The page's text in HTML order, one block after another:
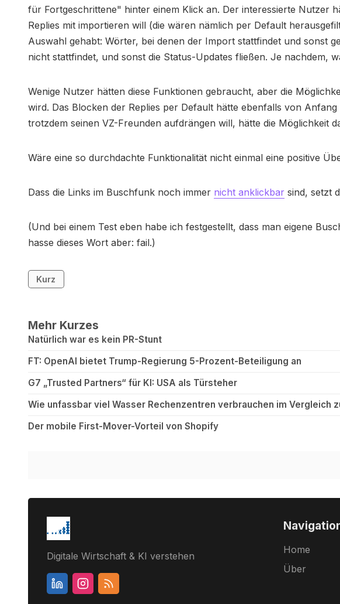
für Fortgeschrittene" hinter einem Klick an. Der interessierte Nutzer
Replies mit importieren will (die wären nämlich per Default
Auswahl gehabt: Wörter, bei denen der Import stattfindet und sonst
nicht stattfindet, und sonst die Status-Updates fließen. Je nachdem,
Wenige Nutzer hätten diese Funktionen gebraucht, aber die
wird. Das Blocken der Replies per Default hätte ebenfalls von
trotzdem seinen VZ-Freunden aufdrängen will, hätte die Möglichkeit
Wäre eine so durchdachte Funktionalität nicht einmal eine positive
Dass die Links im Buschfunk noch immer nicht anklickbar sind, setzt
(Und bei einem Test eben habe ich festgestellt, dass man eigene
hasse dieses Wort aber: fail.)
Kurz
Mehr Kurzes
Natürlich war es kein PR-Stunt
FT: OpenAI bietet Trump-Regierung 5-Prozent-Beteiligung an
G7 „Trusted Partners“ für KI: USA als Türsteher
Wie unfassbar viel Wasser Rechenzentren verbrauchen im Vergleich
Der mobile First-Mover-Vorteil von Shopify
Digitale Wirtschaft & KI verstehen
Home
Über